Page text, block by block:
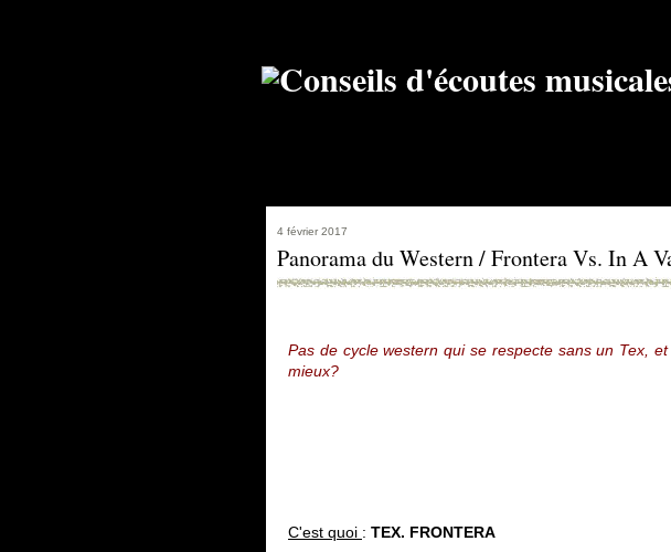
4 février 2017
Panorama du Western / Frontera Vs. In A
Pas de cycle western qui se respecte sans un Tex,
mieux?
C'est quoi : TEX. FRONTERA